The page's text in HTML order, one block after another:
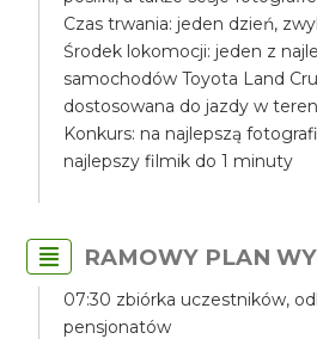
Czas trwania: jeden dzień,
Środek lokomocji: jeden z
samochodów Toyota Land
dostosowana do jazdy w
Konkurs: na najlepszą
najlepszy filmik do 1 minuty
RAMOWY PLAN
07:30 zbiórka uczestników,
pensjonatów